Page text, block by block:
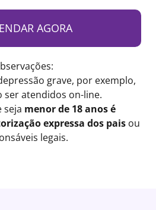
AGORA
grave, por exemplo,
ser atendidos on-line.
seja menor de 18 anos é
expressa dos paisou
legais.